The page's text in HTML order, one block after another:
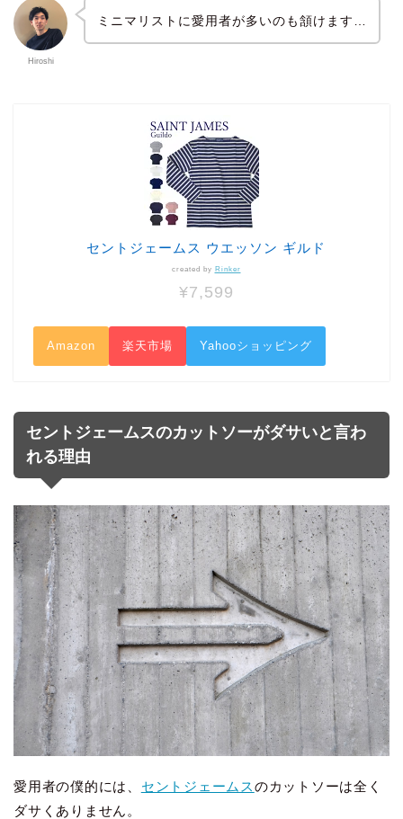
Hiroshi
ミニマリストに愛用者が多いのも頷けます…
セントジェームス ウエッソン ギルド
created by Rinker
¥7,599
Amazon 楽天市場 Yahooショッピング
セントジェームスのカットソーがダサいと言わ
れる理由
愛用者の僕的には、 セントジェームスのカットソーは全く
ダサくありません。